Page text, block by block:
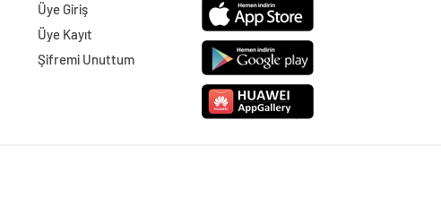
Üye Giriş
Üye Kayıt
Şifremi Unuttum